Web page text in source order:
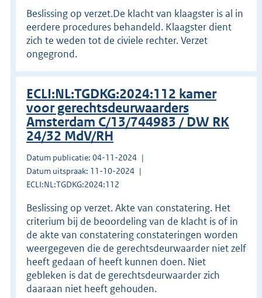
Beslissing op verzet.De klacht van klaagster is al in
eerdere procedures behandeld. Klaagster dient
zich te weden tot de civiele rechter. Verzet
ongegrond.
ECLI:NL:TGDKG:2024:112 kamer
voor gerechtsdeurwaarders
Amsterdam C/13/744983 / DW RK
24/32 MdV/RH
Datum publicatie: 04-11-2024
Datum uitspraak: 11-10-2024
ECLI:NL:TGDKG:2024:112
Beslissing op verzet. Akte van constatering. Het
criterium bij de beoordeling van de klacht is of in
de akte van constatering constateringen worden
weergegeven die de gerechtsdeurwaarder niet zelf
heeft gedaan of heeft kunnen doen. Niet
gebleken is dat de gerechtsdeurwaarder zich
daaraan niet heeft gehouden.